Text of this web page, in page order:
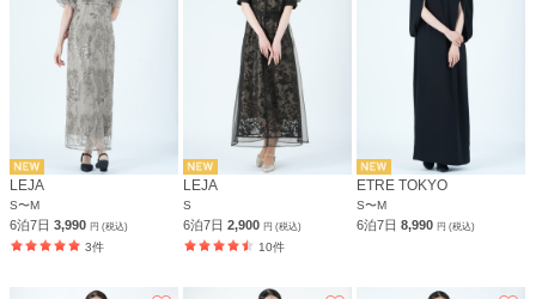
LEJA
S〜M
6泊7日 3,990 円 (税込)
3件
LEJA
S
6泊7日2,900円 (税込)
10件
ETRE TOKYO
S〜M
6泊7日8,990円 (税込)